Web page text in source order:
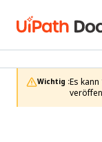
Wichtig :Es